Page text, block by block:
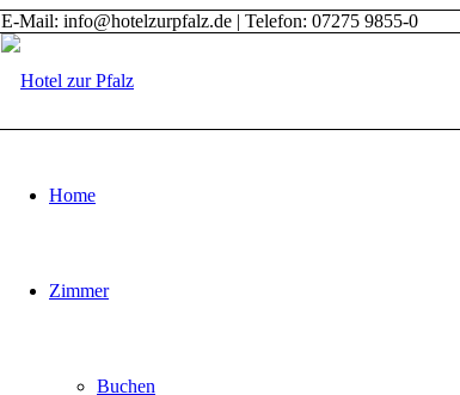
E-Mail: info@hotelzurpfalz.de | Telefon: 07275 9855-0
Home
Zimmer
Buchen